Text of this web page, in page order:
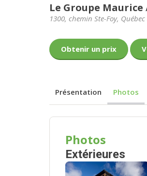
Le Groupe Maurice
1300, chemin Ste-Foy, Québec
Obtenir un prix
Présentation Photos
Photos
Extérieures